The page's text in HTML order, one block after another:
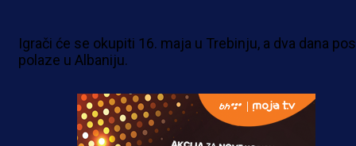
Igrači će se okupiti 16. maja u Trebinju, a dva dana
polaze u Albaniju.